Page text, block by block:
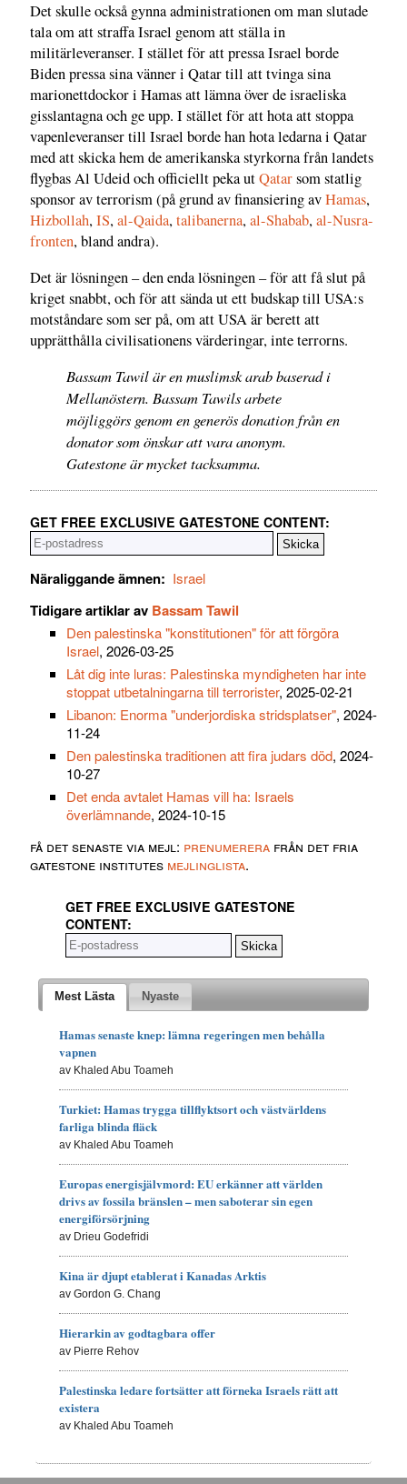
Det skulle också gynna administrationen om man slutade
tala om att straffa Israel genom att ställa in
militärleveranser. I stället för att pressa Israel borde
Biden pressa sina vänner i Qatar till att tvinga sina
marionettdockor i Hamas att lämna över de israeliska
gisslantagna och ge upp. I stället för att hota att stoppa
vapenleveranser till Israel borde han hota ledarna i Qatar
med att skicka hem de amerikanska styrkorna från landets
flygbas Al Udeid och officiellt peka utQatarsom statlig
sponsor av terrorism (på grund av finansiering avHamas,
Hizbollah,IS,al-Qaida,talibanerna,al-Shabab,al-Nusra-
fronten, bland andra).
Det är lösningen – den enda lösningen – för att få slut på
kriget snabbt, och för att sända ut ett budskap till USA:s
motståndare som ser på, om att USA är berett att
upprätthålla civilisationens värderingar, inte terrorns.
Bassam Tawil är en muslimsk arab baserad i
Mellanöstern. Bassam Tawils arbete
möjliggörs genom en generös donation från en
donator som önskar att vara anonym.
Gatestone är mycket tacksamma.
GET FREE EXCLUSIVE GATESTONE CONTENT:
Näraliggande ämnen: Israel
Tidigare artiklar av Bassam Tawil
Den palestinska "konstitutionen" för att förgöra
Israel, 2026-03-25
Låt dig inte luras: Palestinska myndigheten har inte
stoppat utbetalningarna till terrorister, 2025-02-21
Libanon: Enorma "underjordiska stridsplatser", 2024-
11-24
Den palestinska traditionen att fira judars död, 2024-
10-27
Det enda avtalet Hamas vill ha: Israels
överlämnande, 2024-10-15
få det senaste via mejl: prenumerera från det fria
gatestone institutes mejlinglista.
GET FREE EXCLUSIVE GATESTONE
CONTENT:
Mest Lästa Nyaste
Hamas senaste knep: lämna regeringen men behålla
vapnen
av Khaled Abu Toameh
Turkiet: Hamas trygga tillflyktsort och västvärldens
farliga blinda fläck
av Khaled Abu Toameh
Europas energisjälvmord: EU erkänner att världen
drivs av fossila bränslen – men saboterar sin egen
energiförsörjning
av Drieu Godefridi
Kina är djupt etablerat i Kanadas Arktis
av Gordon G. Chang
Hierarkin av godtagbara offer
av Pierre Rehov
Palestinska ledare fortsätter att förneka Israels rätt att
existera
av Khaled Abu Toameh